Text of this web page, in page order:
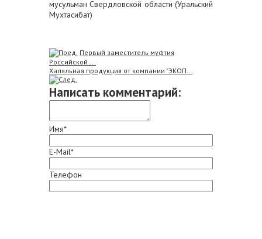
мусульман Свердловской области (Уральский
Мухтасибат)
Первый заместитель муфтия
Российской ...
Халяльная продукция от компании "ЭКОП...
Написать комментарий:
Имя*
E-Mail*
Телефон